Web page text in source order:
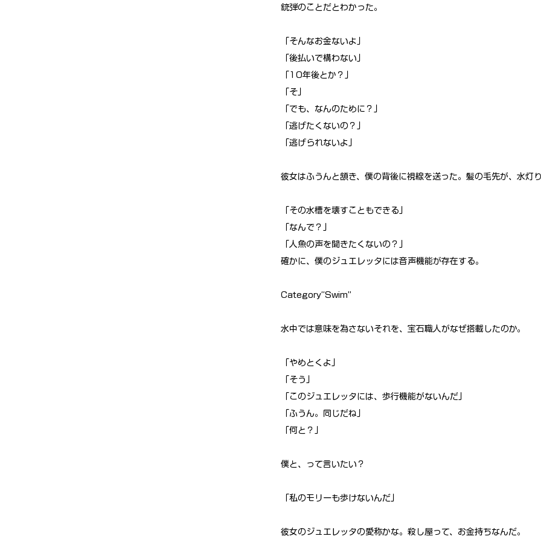
銃弾のことだとわかった。
「そんなお金ないよ」
「後払いで構わない」
「10年後とか？」
「そ」
「でも、なんのために？」
「逃げたくないの？」
「逃げられないよ」
彼女はふうんと頷き、僕の背後に視線を送った。髪の毛先が、水灯
「その水槽を壊すこともできる」
「なんで？」
「人魚の声を聞きたくないの？」
確かに、僕のジュエレッタには音声機能が存在する。
Category“Swim”
水中では意味を為さないそれを、宝石職人がなぜ搭載したのか。
「やめとくよ」
「そう」
「このジュエレッタには、歩行機能がないんだ」
「ふうん。同じだね」
「何と？」
僕と、って言いたい？
「私のモリーも歩けないんだ」
彼女のジュエレッタの愛称かな。殺し屋って、お金持ちなんだ。